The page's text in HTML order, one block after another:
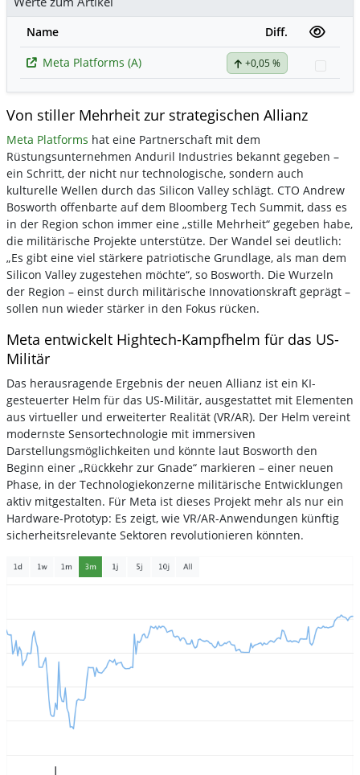
Name
Diff.
Meta Platforms (A)
+0,05 %
Von stiller Mehrheit zur strategischen Allianz
Meta Platforms hat eine Partnerschaft mit dem
Rüstungsunternehmen Anduril Industries bekannt gegeben –
ein Schritt, der nicht nur technologische, sondern auch
kulturelle Wellen durch das Silicon Valley schlägt. CTO Andrew
Bosworth offenbarte auf dem Bloomberg Tech Summit, dass es
in der Region schon immer eine „stille Mehrheit“ gegeben habe,
die militärische Projekte unterstütze. Der Wandel sei deutlich:
„Es gibt eine viel stärkere patriotische Grundlage, als man dem
Silicon Valley zugestehen möchte“, so Bosworth. Die Wurzeln
der Region – einst durch militärische Innovationskraft geprägt –
sollen nun wieder stärker in den Fokus rücken.
Meta entwickelt Hightech-Kampfhelm für das US-
Militär
Das herausragende Ergebnis der neuen Allianz ist ein KI-
gesteuerter Helm für das US-Militär, ausgestattet mit Elementen
aus virtueller und erweiterter Realität (VR/AR). Der Helm vereint
modernste Sensortechnologie mit immersiven
Darstellungsmöglichkeiten und könnte laut Bosworth den
Beginn einer „Rückkehr zur Gnade“ markieren – einer neuen
Phase, in der Technologiekonzerne militärische Entwicklungen
aktiv mitgestalten. Für Meta ist dieses Projekt mehr als nur ein
Hardware-Prototyp: Es zeigt, wie VR/AR-Anwendungen künftig
sicherheitsrelevante Sektoren revolutionieren könnten.